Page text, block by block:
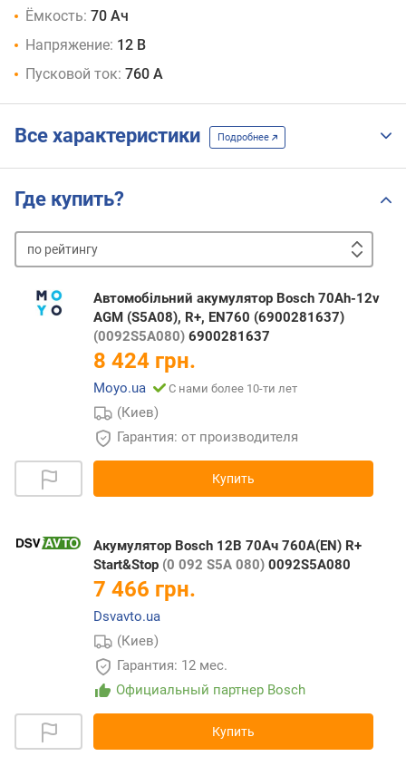
Ёмкость: 70 Ач
Напряжение: 12 В
Пусковой ток: 760 А
Все характеристики Подробнее
Где купить?
по
рейтингу от
дорогим
Автомобільний акумулятор Bosch 70Ah-12v
AGM (S5A08), R+, EN760 (6900281637)
(0092S5A080) 6900281637
8 424 грн.
Moyo.ua С нами более 10-ти лет
(Киев)
Гарантия: от производителя
Купить
Акумулятор Bosch 12В 70Ач 760А(EN) R+
Start&Stop (0 092 S5A 080) 0092S5A080
7 466 грн.
Dsvavto.ua
(Киев)
Гарантия: 12 мес.
Официальный партнер Bosch
Купить